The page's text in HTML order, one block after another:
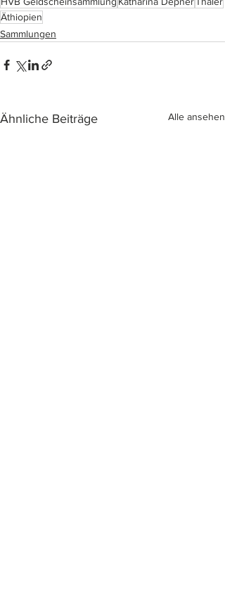
Äthiopien
Sammlungen
Ähnliche Beiträge Alle ansehen